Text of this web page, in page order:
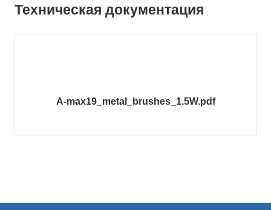
Техническая документация
A-max19_metal_brushes_1.5W.pdf